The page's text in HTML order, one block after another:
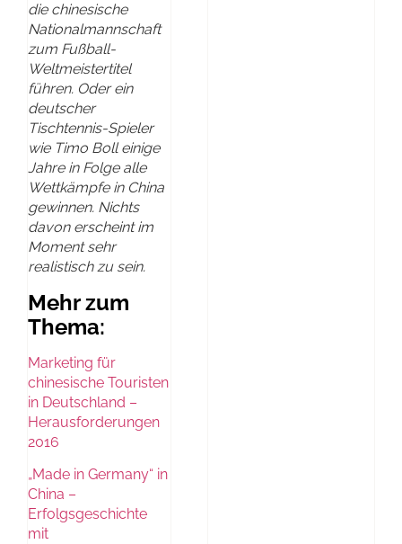
die chinesische
Nationalmannschaft
zum Fußball-
Weltmeistertitel
führen. Oder ein
deutscher
Tischtennis-Spieler
wie Timo Boll einige
Jahre in Folge alle
Wettkämpfe in China
gewinnen. Nichts
davon erscheint im
Moment sehr
realistisch zu sein.
Mehr zum
Thema:
Marketing für
chinesische Touristen
in Deutschland –
Herausforderungen
2016
„Made in Germany“ in
China –
Erfolgsgeschichte
mit